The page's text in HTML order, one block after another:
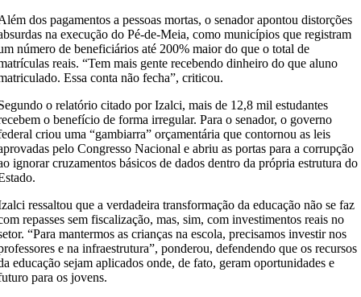
dos pagamentos a pessoas mortas, o senador apontou distorções
na execução do Pé-de-Meia, como municípios que registram
número de beneficiários até 200% maior do que o total de
reais. “Tem mais gente recebendo dinheiro do que aluno
Essa conta não fecha”, criticou.
o relatório citado por Izalci, mais de 12,8 mil estudantes
o benefício de forma irregular. Para o senador, o governo
criou uma “gambiarra” orçamentária que contornou as leis
pelo Congresso Nacional e abriu as portas para a corrupção
ignorar cruzamentos básicos de dados dentro da própria estrutura do
ressaltou que a verdadeira transformação da educação não se faz
repasses sem fiscalização, mas, sim, com investimentos reais no
“Para mantermos as crianças na escola, precisamos investir nos
e na infraestrutura”, ponderou, defendendo que os recursos
educação sejam aplicados onde, de fato, geram oportunidades e
para os jovens.